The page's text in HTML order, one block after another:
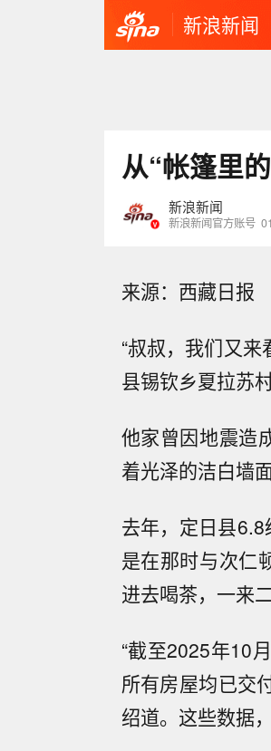
新浪新闻
从“帐篷里
新浪新闻
新浪新闻官方账号
来源：西藏日报
“叔叔，我们又
县锡钦乡夏拉苏
他家曾因地震造
着光泽的洁白墙
去年，定日县
是在那时与次仁
进去喝茶，一来
“截至2025年10
所有房屋均已交
绍道。这些数据